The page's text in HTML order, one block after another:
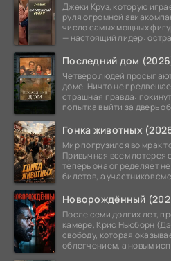
Джеки Круз, которую
руля огромной
число самых мощных
— настоящий лидер:
Последний дом
Четверо людей
доме. Ничто не
страшная правда:
попытка выйти за дверь
Гонка животных
Мир погрузился во мрак
Привычная всем лотерея
теперь она определяет
билетов, а участников
Новорождённый
После семи долгих лет,
камере, Крис Ньюборн
свободу, которая
облегчением, а новым